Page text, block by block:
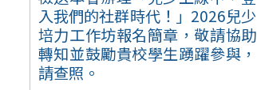
入我們的社群時代！」2026兒少
培力工作坊報名簡章，敬請協助
轉知並鼓勵貴校學生踴躍參與，
請查照。